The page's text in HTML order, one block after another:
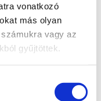
vonatkozó
más olyan
vagy az
gyűjtöttek.
kérek